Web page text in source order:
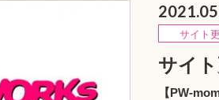
サイト
サイ
【PW-